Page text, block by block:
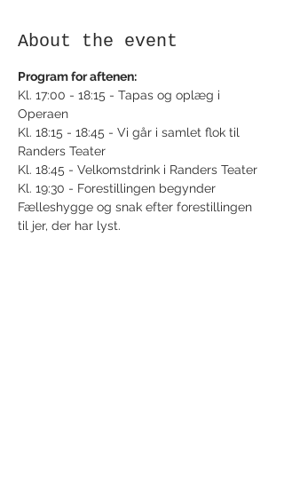
About the event
Program for aftenen:
Kl. 17:00 - 18:15 - Tapas og oplæg i
Operaen
Kl. 18:15 - 18:45 - Vi går i samlet flok til
Randers Teater
Kl. 18:45 - Velkomstdrink i Randers Teater
Kl. 19:30 - Forestillingen begynder
Fælleshygge og snak efter forestillingen
til jer, der har lyst.